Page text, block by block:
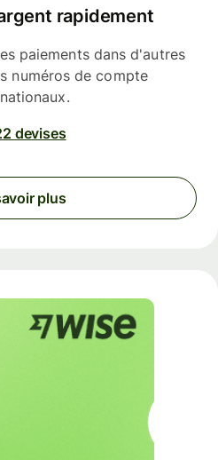
rapidement
paiements dans d'autres
numéros de compte
devises
plus